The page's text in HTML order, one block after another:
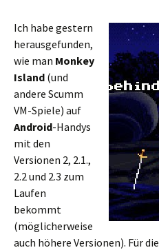
Ich habe gestern
herausgefunden,
wie man Monkey
Island (und
andere Scumm
VM-Spiele) auf
Android-Handys
mit den
Versionen 2, 2.1.,
2.2 und 2.3 zum
Laufen
bekommt
(möglicherweise
auch höhere Versionen). Für